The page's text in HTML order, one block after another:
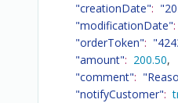
"creationDate":
"modificationDate":
"orderToken":
"amount": 200.50,
"comment":
"notifyCustomer":